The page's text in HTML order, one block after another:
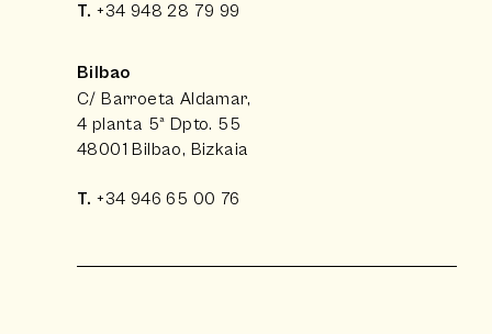
T. +34 948 28 79 99
Bilbao
C/ Barroeta Aldamar,
4 planta 5ª Dpto. 55
48001 Bilbao, Bizkaia
T. +34 946 65 00 76